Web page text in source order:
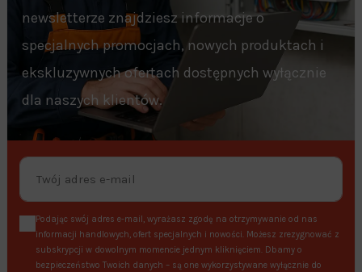
newsletterze znajdziesz informacje o
specjalnych promocjach, nowych produktach i
ekskluzywnych ofertach dostępnych wyłącznie
dla naszych klientów.
Podając swój adres e-mail, wyrażasz zgodę na otrzymywanie od nas
informacji handlowych, ofert specjalnych i nowości. Możesz zrezygnować z
subskrypcji w dowolnym momencie jednym kliknięciem. Dbamy o
bezpieczeństwo Twoich danych – są one wykorzystywane wyłącznie do